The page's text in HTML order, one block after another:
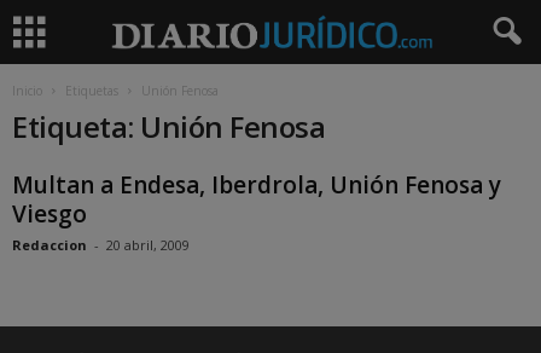
Inicio Etiquetas Unión Fenosa
Etiqueta: Unión Fenosa
Multan a Endesa, Iberdrola, Unión Fenosa y
Viesgo
Redaccion - 20 abril, 2009